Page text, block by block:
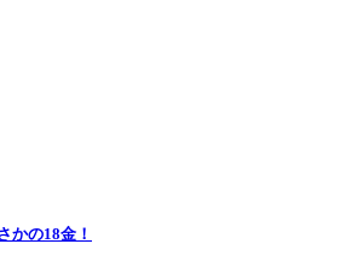
かの18金！